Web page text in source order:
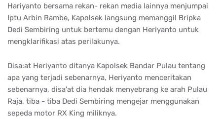
Hariyanto bersama rekan- rekan media lainnya menjumpai
Iptu Arbin Rambe, Kapolsek langsung memanggil Bripka
Dedi Sembiring untuk bertemu dengan Heriyanto untuk
mengklarifikasi atas perilakunya.
Disa:at Heriyanto ditanya Kapolsek Bandar Pulau tentang
apa yang terjadi sebenarnya, Heriyanto menceritakan
sebenarnya, disa'at dia hendak menyebrang ke arah Pulau
Raja, tiba - tiba Dedi Sembiring mengejar menggunakan
sepeda motor RX King miliknya.